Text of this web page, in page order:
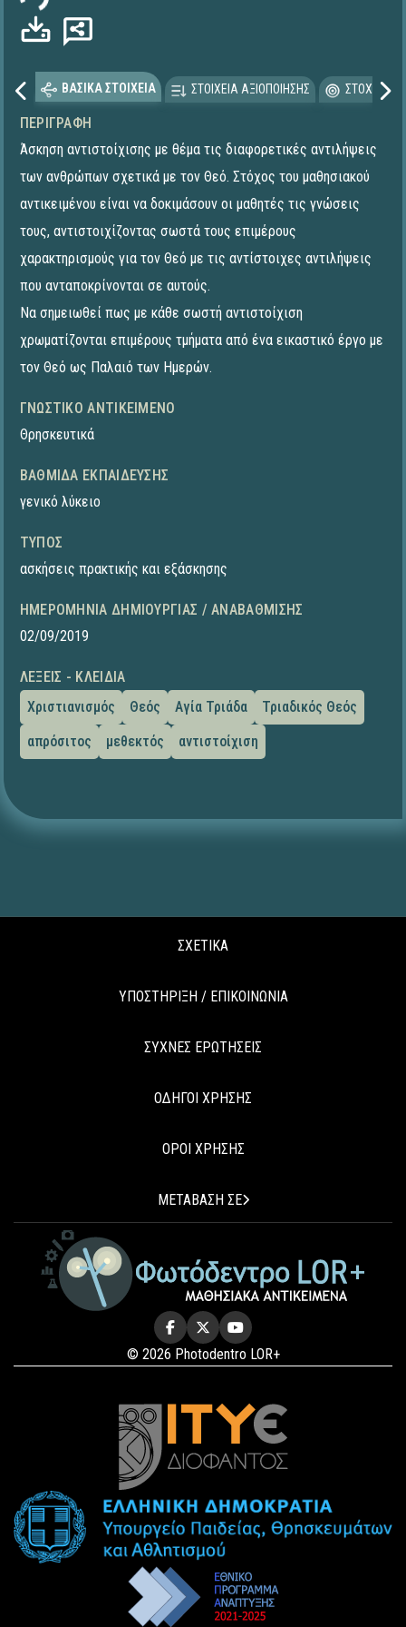
ΒΑΣΙΚΑ ΣΤΟΙΧΕΙΑ ΣΤΟΙΧΕΙΑ ΑΞΙΟΠΟΙΗΣΗΣ
ΠΕΡΙΓΡΑΦΉ
Άσκηση αντιστοίχισης με θέμα τις διαφορετικές αντιλήψεις
των ανθρώπων σχετικά με τον Θεό. Στόχος του μαθησιακού
αντικειμένου είναι να δοκιμάσουν οι μαθητές τις γνώσεις
τους, αντιστοιχίζοντας σωστά τους επιμέρους
χαρακτηρισμούς για τον Θεό με τις αντίστοιχες αντιλήψεις
που ανταποκρίνονται σε αυτούς.
Να σημειωθεί πως με κάθε σωστή αντιστοίχιση
χρωματίζονται επιμέρους τμήματα από ένα εικαστικό έργο με
τον Θεό ως Παλαιό των Ημερών.
ΓΝΩΣΤΙΚΌ ΑΝΤΙΚΕΊΜΕΝΟ
Θρησκευτικά
ΒΑΘΜΊΔΑ ΕΚΠΑΊΔΕΥΣΗΣ
γενικό λύκειο
ΤΎΠΟΣ
ασκήσεις πρακτικής και εξάσκησης
ΗΜΕΡΟΜΗΝΊΑ ΔΗΜΙΟΥΡΓΊΑΣ / ΑΝΑΒΆΘΜΙΣΗΣ
02/09/2019
ΛΈΞΕΙΣ - ΚΛΕΙΔΙΆ
Χριστιανισμός
Θεός Αγία Τριάδα
Τριαδικός Θεός
απρόσιτος
μεθεκτός αντιστοίχιση
ΣΧΕΤΙΚΑ
ΥΠΟΣΤΗΡΙΞΗ / ΕΠΙΚΟΙΝΩΝΙΑ
ΣΥΧΝΕΣ ΕΡΩΤΗΣΕΙΣ
ΟΔΗΓΟΙ ΧΡΗΣΗΣ
ΟΡΟΙ ΧΡΗΣΗΣ
ΜΕΤΑΒΑΣΗ ΣΕ
© 2026 Photodentro LOR+